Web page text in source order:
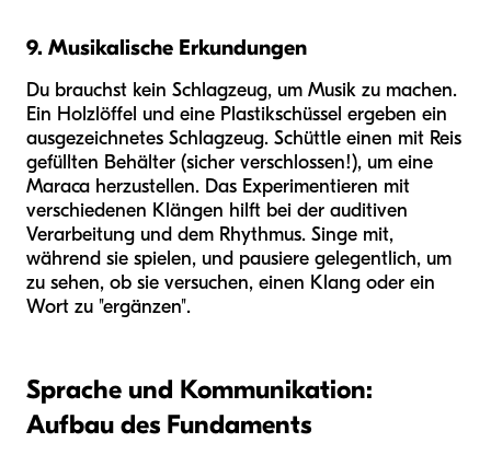
9. Musikalische Erkundungen
Du brauchst kein Schlagzeug, um Musik zu machen.
Ein Holzlöffel und eine Plastikschüssel ergeben ein
ausgezeichnetes Schlagzeug. Schüttle einen mit Reis
gefüllten Behälter (sicher verschlossen!), um eine
Maraca herzustellen. Das Experimentieren mit
verschiedenen Klängen hilft bei der auditiven
Verarbeitung und dem Rhythmus. Singe mit,
während sie spielen, und pausiere gelegentlich, um
zu sehen, ob sie versuchen, einen Klang oder ein
Wort zu "ergänzen".
Sprache und Kommunikation:
Aufbau des Fundaments